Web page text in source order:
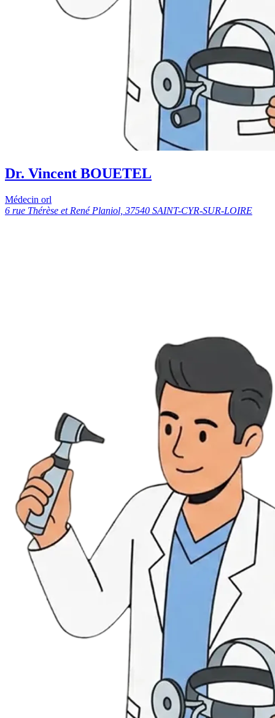
Dr. Vincent BOUETEL
Médecin orl
6 rue Thérèse et René Planiol, 37540 SAINT-CYR-SUR-LOIRE